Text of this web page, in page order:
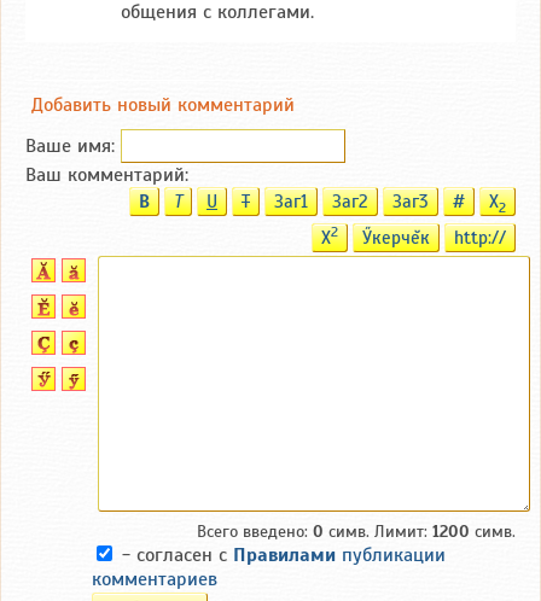
общения с коллегами.
Добавить новый комментарий
Ваше имя:
Ваш комментарий:
B T U T Заг1 Заг2 Заг3 # X2
X2 Ӳкерчĕк http://
Всего введено: 0 симв. Лимит: 1200 симв.
- согласен с Правилами публикации
комментариев